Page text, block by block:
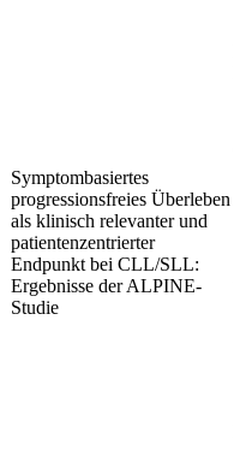
Symptombasiertes
progressionsfreies Überleben
als klinisch relevanter und
patientenzentrierter
Endpunkt bei CLL/SLL:
Ergebnisse der ALPINE-
Studie